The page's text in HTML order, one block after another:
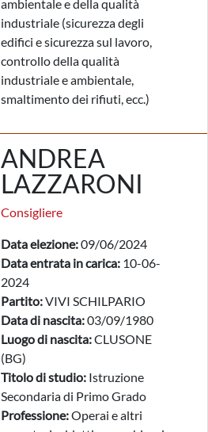
ambientale e della qualità
industriale (sicurezza degli
edifici e sicurezza sul lavoro,
controllo della qualità
industriale e ambientale,
smaltimento dei rifiuti, ecc.)
ANDREA
LAZZARONI
Consigliere
Data elezione:09/06/2024
Data entrata in carica: 10-06-
2024
Partito:VIVI SCHILPARIO
Data di nascita:03/09/1980
Luogo di nascita:CLUSONE
(BG)
Titolo di studio: Istruzione
Secondaria di Primo Grado
Professione:Operai e altri